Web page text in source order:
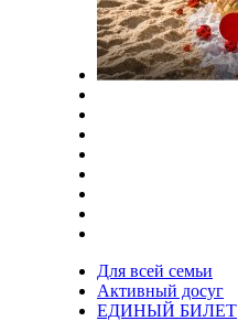
Для всей семьи
Активный досуг
ЕДИНЫЙ БИЛЕТ